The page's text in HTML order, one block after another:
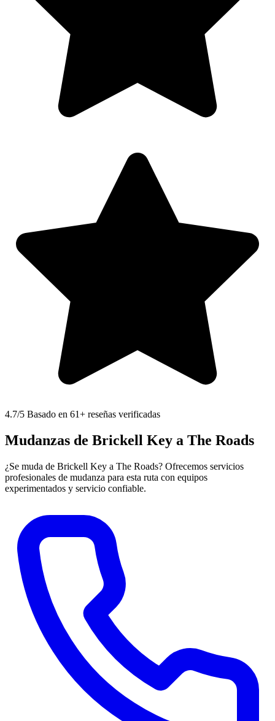
4.7/5 Basado en 61+ reseñas verificadas
Mudanzas de Brickell Key a The Roads
¿Se muda de Brickell Key a The Roads? Ofrecemos servicios
profesionales de mudanza para esta ruta con equipos
experimentados y servicio confiable.